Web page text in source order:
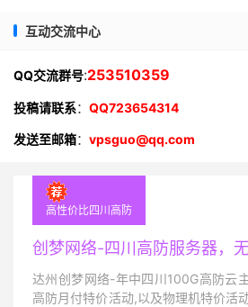
互动交流中心
QQ交流群号:253510359
投稿请联系： QQ723654314
发送至邮箱： vpsguo@qq.com
高性价比四川高防
创梦网络-四川高防服务器，
达州创梦网络-年中四川100G高防云
高防月付特价活动,以及物理机特价活